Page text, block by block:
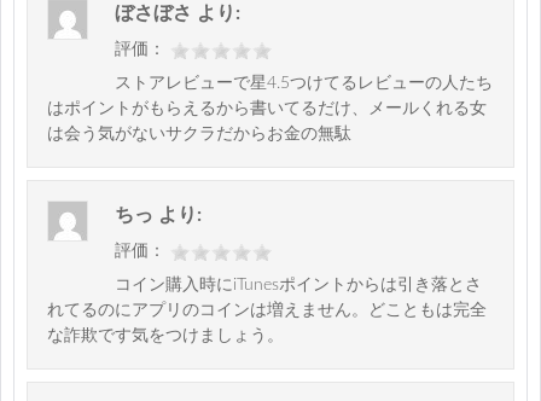
ぼさぼさ より:
評価：
ストアレビューで星4.5つけてるレビューの人たち
はポイントがもらえるから書いてるだけ、メールくれる女
は会う気がないサクラだからお金の無駄
ちっ より:
評価：
コイン購入時にiTunesポイントからは引き落とさ
れてるのにアプリのコインは増えません。どこともは完全
な詐欺です気をつけましょう。